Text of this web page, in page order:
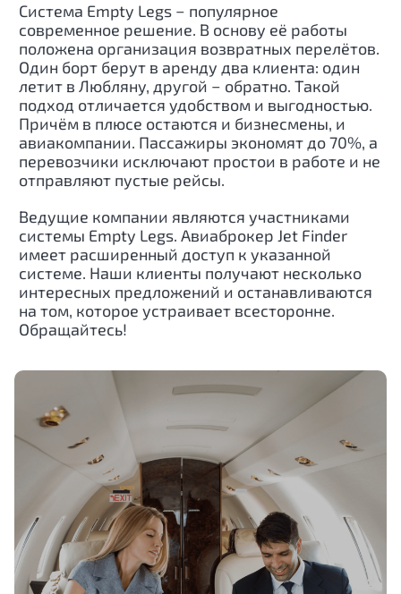
Система Empty Legs − популярное
современное решение. В основу её работы
положена организация возвратных перелётов.
Один борт берут в аренду два клиента: один
летит в Любляну, другой − обратно. Такой
подход отличается удобством и выгодностью.
Причём в плюсе остаются и бизнесмены, и
авиакомпании. Пассажиры экономят до 70%, а
перевозчики исключают простои в работе и не
отправляют пустые рейсы.
Ведущие компании являются участниками
системы Empty Legs. Авиаброкер Jet Finder
имеет расширенный доступ к указанной
системе. Наши клиенты получают несколько
интересных предложений и останавливаются
на том, которое устраивает всесторонне.
Обращайтесь!